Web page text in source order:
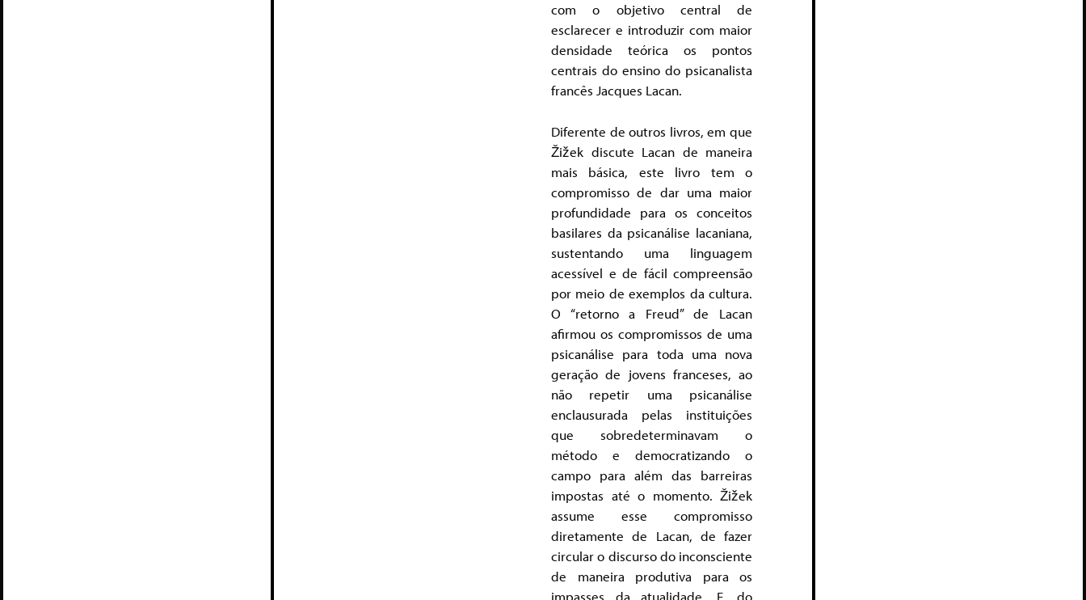
com o objetivo central de
esclarecer e introduzir com maior
densidade teórica os pontos
centrais do ensino do psicanalista
francês Jacques Lacan.
Diferente de outros livros, em que
Žižek discute Lacan de maneira
mais básica, este livro tem o
compromisso de dar uma maior
profundidade para os conceitos
basilares da psicanálise lacaniana,
sustentando uma linguagem
acessível e de fácil compreensão
por meio de exemplos da cultura.
O “retorno a Freud” de Lacan
afirmou os compromissos de uma
psicanálise para toda uma nova
geração de jovens franceses, ao
não repetir uma psicanálise
enclausurada pelas instituições
que sobredeterminavam o
método e democratizando o
campo para além das barreiras
impostas até o momento. Žižek
assume esse compromisso
diretamente de Lacan, de fazer
circular o discurso do inconsciente
de maneira produtiva para os
impasses da atualidade. E, do